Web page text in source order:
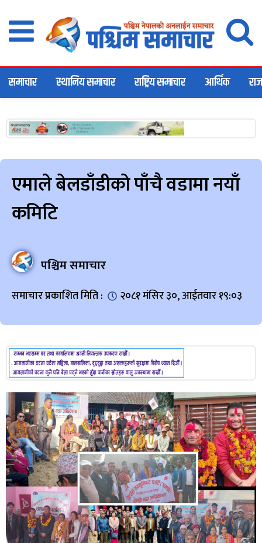
समाचार स्थानिय समाचार राष्ट्रिय समाचार आर्थिक
एमाले बेलडाँडीको पाँचै वडामा नयाँ
कमिटि
पश्चिम समाचार
समाचार प्रकाशित मिति : २०८१ मंसिर ३०, आईतवार १९:०३